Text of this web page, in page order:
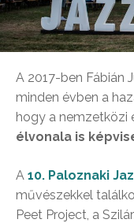
A 2017-ben Fábián
minden évben a
hogy a nemzetközi
élvonala is
A 10. Paloznaki
művészekkel
Peet Project, a